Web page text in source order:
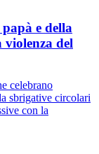
e della
del
celebrano
sbrigative circolari
con la